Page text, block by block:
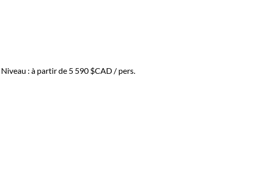
Niveau : à partir de 5 590 $CAD / pers.